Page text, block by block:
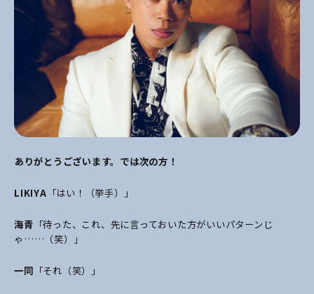
――ありがとうございます。では次の方！
LIKIYA 「はい！（挙手）」
海青 「待った、これ、先に言っておいた方がいいパターンじ
ゃ……（笑）」
一同 「それ（笑）」